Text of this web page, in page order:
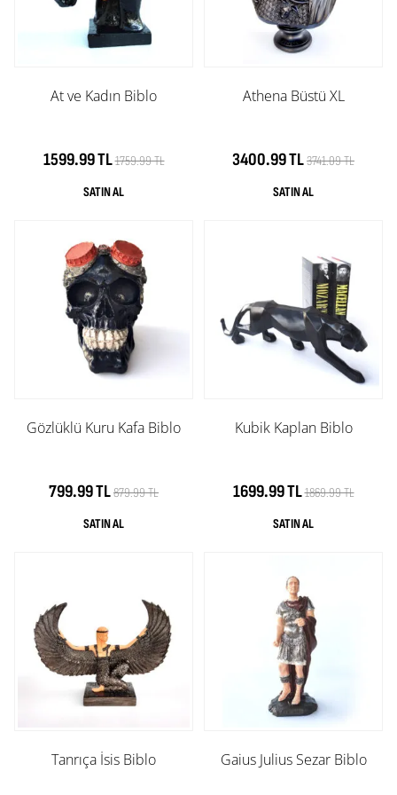
At ve Kadın Biblo
1599.99 TL1759.99 TL
Athena Büstü XL
3400.99 TL3741.09 TL
Gözlüklü Kuru Kafa Biblo
799.99 TL879.99 TL
Kubik Kaplan Biblo
1699.99 TL1869.99 TL
Tanrıça İsis Biblo Gaius Julius Sezar Biblo